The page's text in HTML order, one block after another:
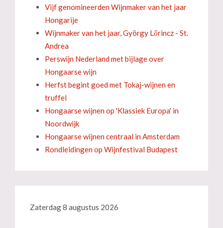
Vijf genomineerden Wijnmaker van het jaar
Hongarije
Wijnmaker van het jaar, György Lőrincz - St.
Andrea
Perswijn Nederland met bijlage over
Hongaarse wijn
Herfst begint goed met Tokaj-wijnen en
truffel
Hongaarse wijnen op 'Klassiek Europa' in
Noordwijk
Hongaarse wijnen centraal in Amsterdam
Rondleidingen op Wijnfestival Budapest
Zaterdag 8 augustus 2026